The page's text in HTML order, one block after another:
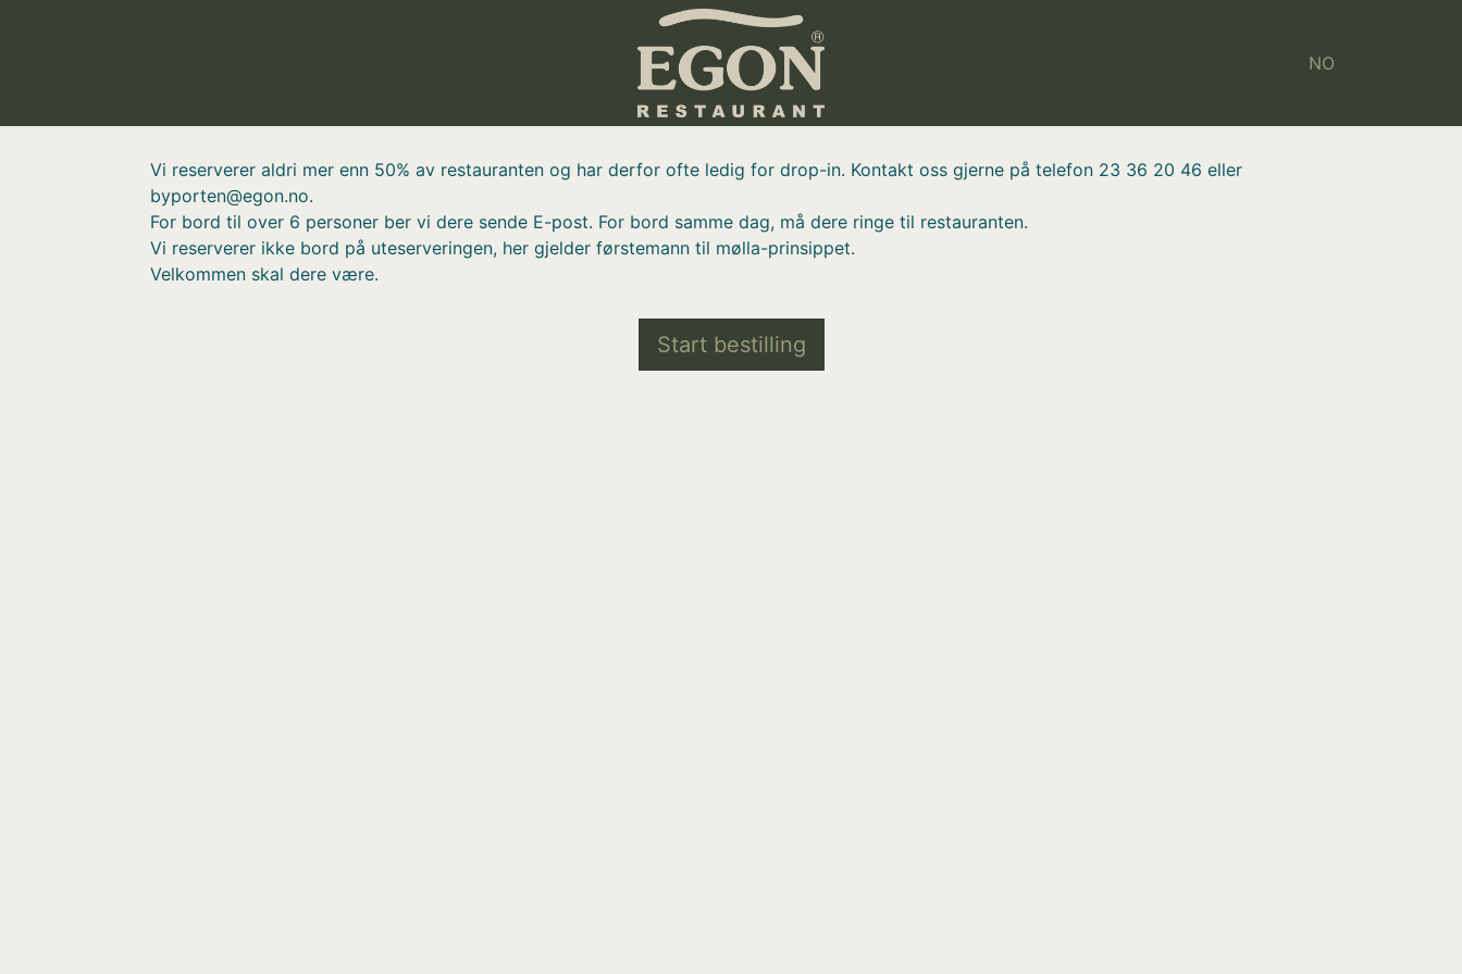
NO
Vi reserverer aldri mer enn 50% av restauranten og har derfor ofte ledig for drop-in. Kontakt oss gjerne på telefon 23 36 20 46 eller
byporten@egon.no.
For bord til over 6 personer ber vi dere sende E-post. For bord samme dag, må dere ringe til restauranten.
Vi reserverer ikke bord på uteserveringen, her gjelder førstemann til mølla-prinsippet.
Velkommen skal dere være.
Start bestilling